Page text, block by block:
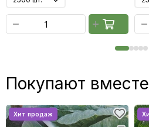
Покупают вместе